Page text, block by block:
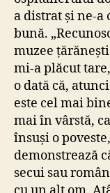
a distrat și ne-a
bună.
muzee
mi-a plăcut
o dată că,
este cel mai
mai în vârstă,
însuși o
demonstrează
secui sau